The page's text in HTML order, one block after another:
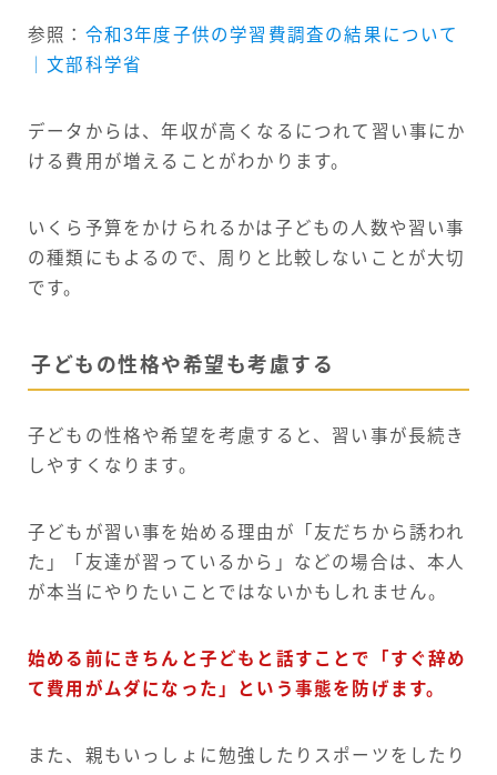
参照： 令和3年度子供の学習費調査の結果について
｜文部科学省
データからは、年収が高くなるにつれて習い事にか
ける費用が増えることがわかります。
いくら予算をかけられるかは子どもの人数や習い事
の種類にもよるので、周りと比較しないことが大切
です。
子どもの性格や希望も考慮する
子どもの性格や希望を考慮すると、習い事が長続き
しやすくなります。
子どもが習い事を始める理由が「友だちから誘われ
た」「友達が習っているから」などの場合は、本人
が本当にやりたいことではないかもしれません。
始める前にきちんと子どもと話すことで「すぐ辞め
て費用がムダになった」という事態を防げます。
また、親もいっしょに勉強したりスポーツをしたり